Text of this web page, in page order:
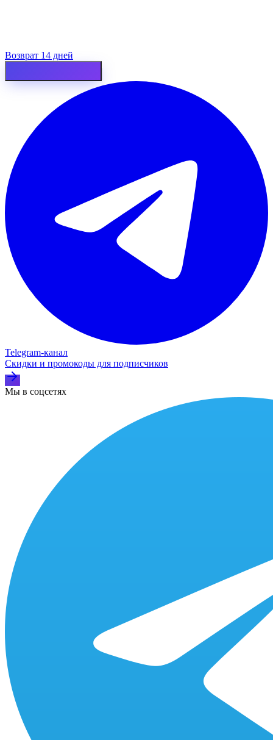
Возврат 14 дней
Telegram‑канал
Скидки и промокоды для подписчиков
Мы в соцсетях